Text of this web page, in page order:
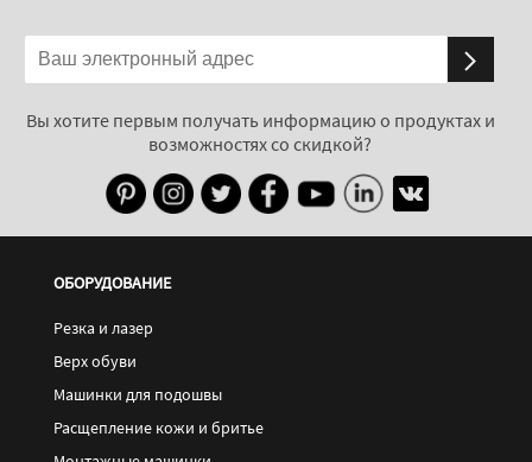
Вы хотите первым получать информацию о продуктах и
возможностях со скидкой?
ОБОРУДОВАНИЕ
Резка и лазер
Верх обуви
Машинки для подошвы
Расщепление кожи и бритье